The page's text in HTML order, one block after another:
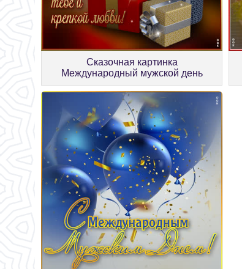
Сказочная картинка
Международный мужской день